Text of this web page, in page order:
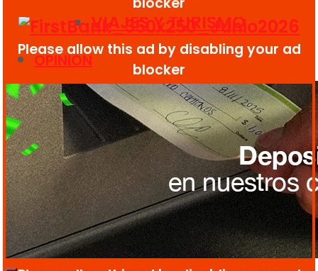
VIAJES Y TURISMO
OPINIÓN
ENTRETENIMIENTO
GASTROBAR
PRIDE SOCIETY